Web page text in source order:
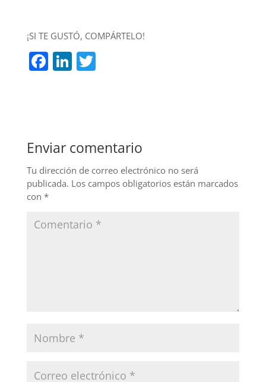
¡SI TE GUSTÓ, COMPÁRTELO!
F
b
o
o
k
Li
n
T
Enviar comentario
Tu dirección de correo electrónico no será
publicada. Los campos obligatorios están marcados
con *